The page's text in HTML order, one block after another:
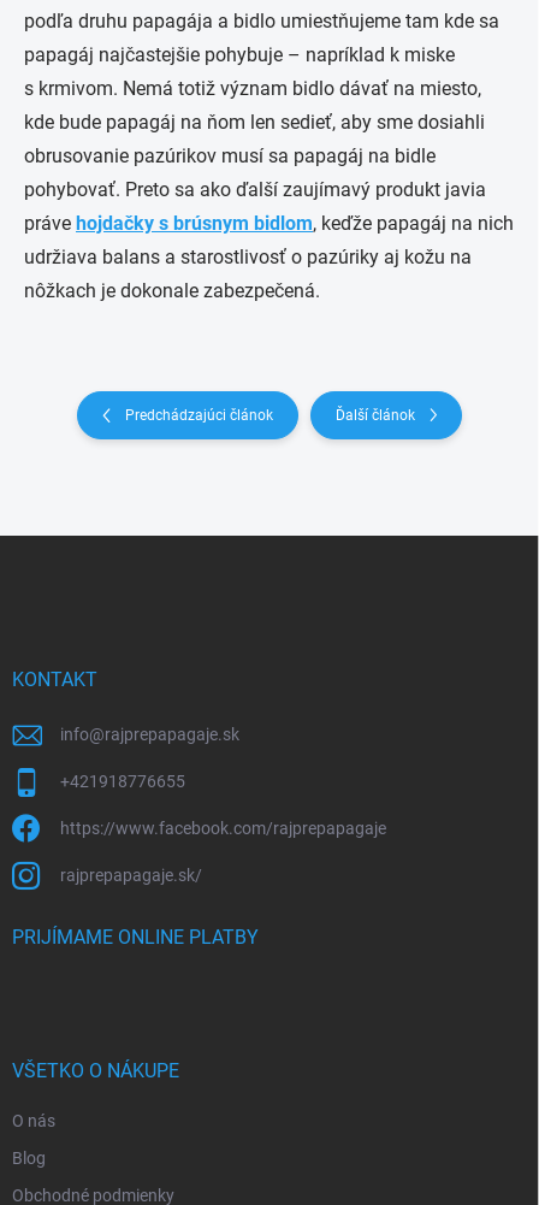
podľa druhu papagája a bidlo umiestňujeme tam kde sa
papagáj najčastejšie pohybuje – napríklad k miske
s krmivom. Nemá totiž význam bidlo dávať na miesto,
kde bude papagáj na ňom len sedieť, aby sme dosiahli
obrusovanie pazúrikov musí sa papagáj na bidle
pohybovať. Preto sa ako ďalší zaujímavý produkt javia
práve hojdačky s brúsnym bidlom, keďže papagáj na nich
udržiava balans a starostlivosť o pazúriky aj kožu na
nôžkach je dokonale zabezpečená.
Predchádzajúci článok Ďalší článok
KONTAKT
info@rajprepapagaje.sk
+421918776655
https://www.facebook.com/rajprepapagaje
rajprepapagaje.sk/
PRIJÍMAME ONLINE PLATBY
VŠETKO O NÁKUPE
O nás
Blog
Obchodné podmienky